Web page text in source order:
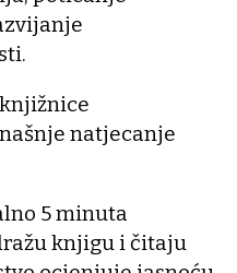
natjecanje
5 minuta
knjigu i čitaju